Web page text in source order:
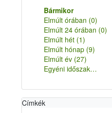
Bármikor
Elmúlt órában (0)
Elmúlt 24 órában (0)
Elmúlt hét (1)
Elmúlt hónap (9)
Elmúlt év (27)
Egyéni időszak…
Címkék